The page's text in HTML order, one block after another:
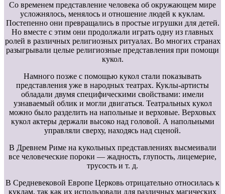
Со временем представление человека об окружающем мире
усложнялось, менялось и отношение людей к куклам.
Постепенно они превращались в простые игрушки для детей.
Но вместе с этим они продолжали играть одну из главных
ролей в различных религиозных ритуалах. Во многих странах
разыгрывали целые религиозные представления при помощи
кукол.
Намного позже с помощью кукол стали показывать
представления уже в народных театрах. Куклы-артисты
обладали двумя специфическими свойствами: имели
узнаваемый облик и могли двигаться. Театральных кукол
можно было разделить на напольные и верховые. Верховых
кукол актеры держали высоко над головой. А напольными
управляли сверху, находясь над сценой.
В Древнем Риме на кукольных представлениях высмеивали
все человеческие пороки — жадность, глупость, лицемерие,
трусость и т. д.
В Средневековой Европе Церковь отрицательно относилась к
куклам, так как их использовали для различных магических